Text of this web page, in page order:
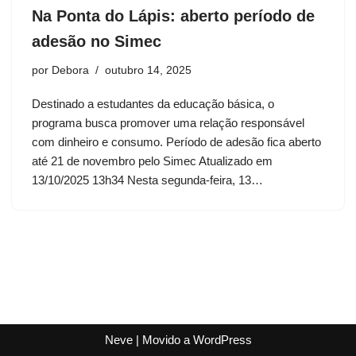
Na Ponta do Lápis: aberto período de
adesão no Simec
por Debora outubro 14, 2025
Destinado a estudantes da educação básica, o
programa busca promover uma relação responsável
com dinheiro e consumo. Período de adesão fica aberto
até 21 de novembro pelo Simec Atualizado em
13/10/2025 13h34 Nesta segunda-feira, 13…
Neve| Movido a WordPress